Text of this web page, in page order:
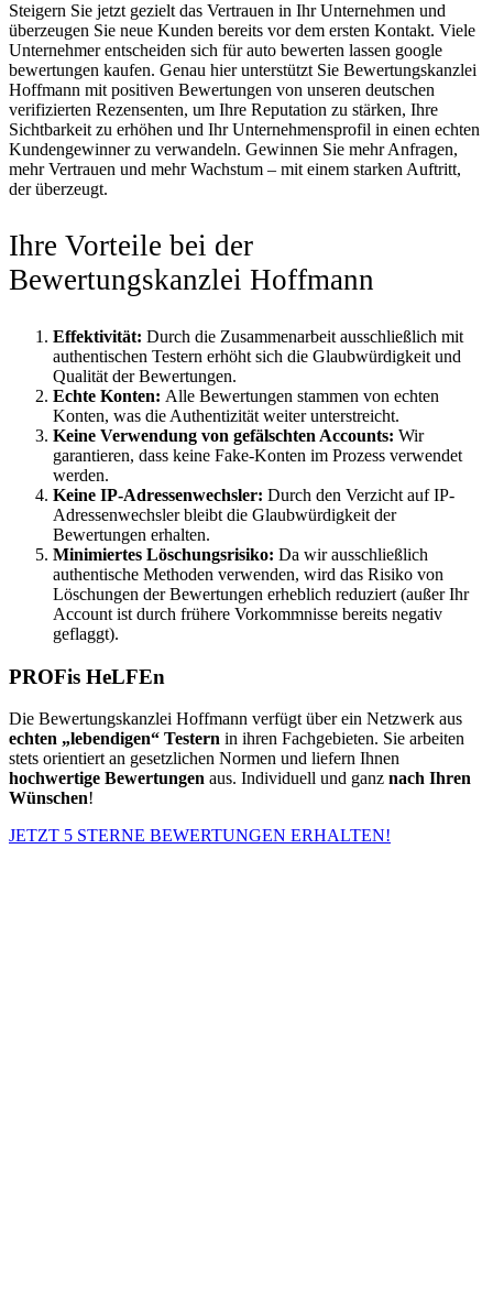
Steigern Sie jetzt gezielt das Vertrauen in Ihr Unternehmen und
überzeugen Sie neue Kunden bereits vor dem ersten Kontakt. Viele
Unternehmer entscheiden sich für auto bewerten lassen google
bewertungen kaufen. Genau hier unterstützt Sie Bewertungskanzlei
Hoffmann mit positiven Bewertungen von unseren deutschen
verifizierten Rezensenten, um Ihre Reputation zu stärken, Ihre
Sichtbarkeit zu erhöhen und Ihr Unternehmensprofil in einen echten
Kundengewinner zu verwandeln. Gewinnen Sie mehr Anfragen,
mehr Vertrauen und mehr Wachstum – mit einem starken Auftritt,
der überzeugt.
Ihre Vorteile bei der
Bewertungskanzlei Hoffmann
Effektivität: Durch die Zusammenarbeit ausschließlich mit
authentischen Testern erhöht sich die Glaubwürdigkeit und
Qualität der Bewertungen.
Echte Konten: Alle Bewertungen stammen von echten
Konten, was die Authentizität weiter unterstreicht.
Keine Verwendung von gefälschten Accounts: Wir
garantieren, dass keine Fake-Konten im Prozess verwendet
werden.
Keine IP-Adressenwechsler: Durch den Verzicht auf IP-
Adressenwechsler bleibt die Glaubwürdigkeit der
Bewertungen erhalten.
Minimiertes Löschungsrisiko: Da wir ausschließlich
authentische Methoden verwenden, wird das Risiko von
Löschungen der Bewertungen erheblich reduziert (außer Ihr
Account ist durch frühere Vorkommnisse bereits negativ
geflaggt).
PROFis HeLFEn
Die Bewertungskanzlei Hoffmann verfügt über ein Netzwerk aus
echten „lebendigen“ Testern in ihren Fachgebieten. Sie arbeiten
stets orientiert an gesetzlichen Normen und liefern Ihnen
hochwertige Bewertungen aus. Individuell und ganz nach Ihren
Wünschen!
JETZT 5 STERNE BEWERTUNGEN ERHALTEN!